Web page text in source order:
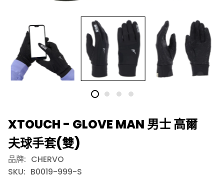
XTOUCH - GLOVE MAN 男士 高爾
夫球手套(雙)
品牌: CHERVO
SKU: B0019-999-S